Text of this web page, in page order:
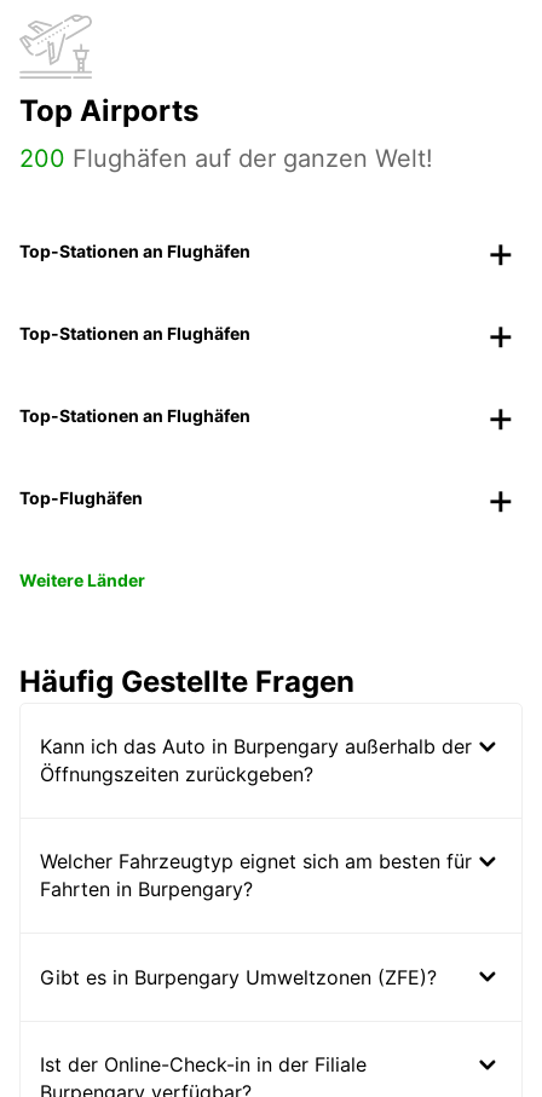
Top Airports
200 Flughäfen auf der ganzen Welt!
Top-Stationen an Flughäfen
Top-Stationen an Flughäfen
Top-Stationen an Flughäfen
Top-Flughäfen
Weitere Länder
Häufig Gestellte Fragen
Kann ich das Auto in Burpengary außerhalb der
Öffnungszeiten zurückgeben?
Welcher Fahrzeugtyp eignet sich am besten für
Fahrten in Burpengary?
Gibt es in Burpengary Umweltzonen (ZFE)?
Ist der Online-Check-in in der Filiale